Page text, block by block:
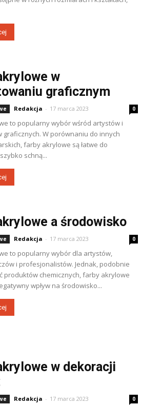
w
graficznym
Redakcja - 17 marca 2023 0
to popularny wybór wśród artystów i
graficznych. W porównaniu do innych
farby akrylowe są łatwe do
schną...
a środowisko
Redakcja - 17 marca 2023 0
to popularny wybór dla artystów,
i profesjonalistów. Jednak, podobnie
produktów chemicznych, farby akrylowe
wpływ na środowisko...
w dekoracji
Redakcja - 17 marca 2023 0